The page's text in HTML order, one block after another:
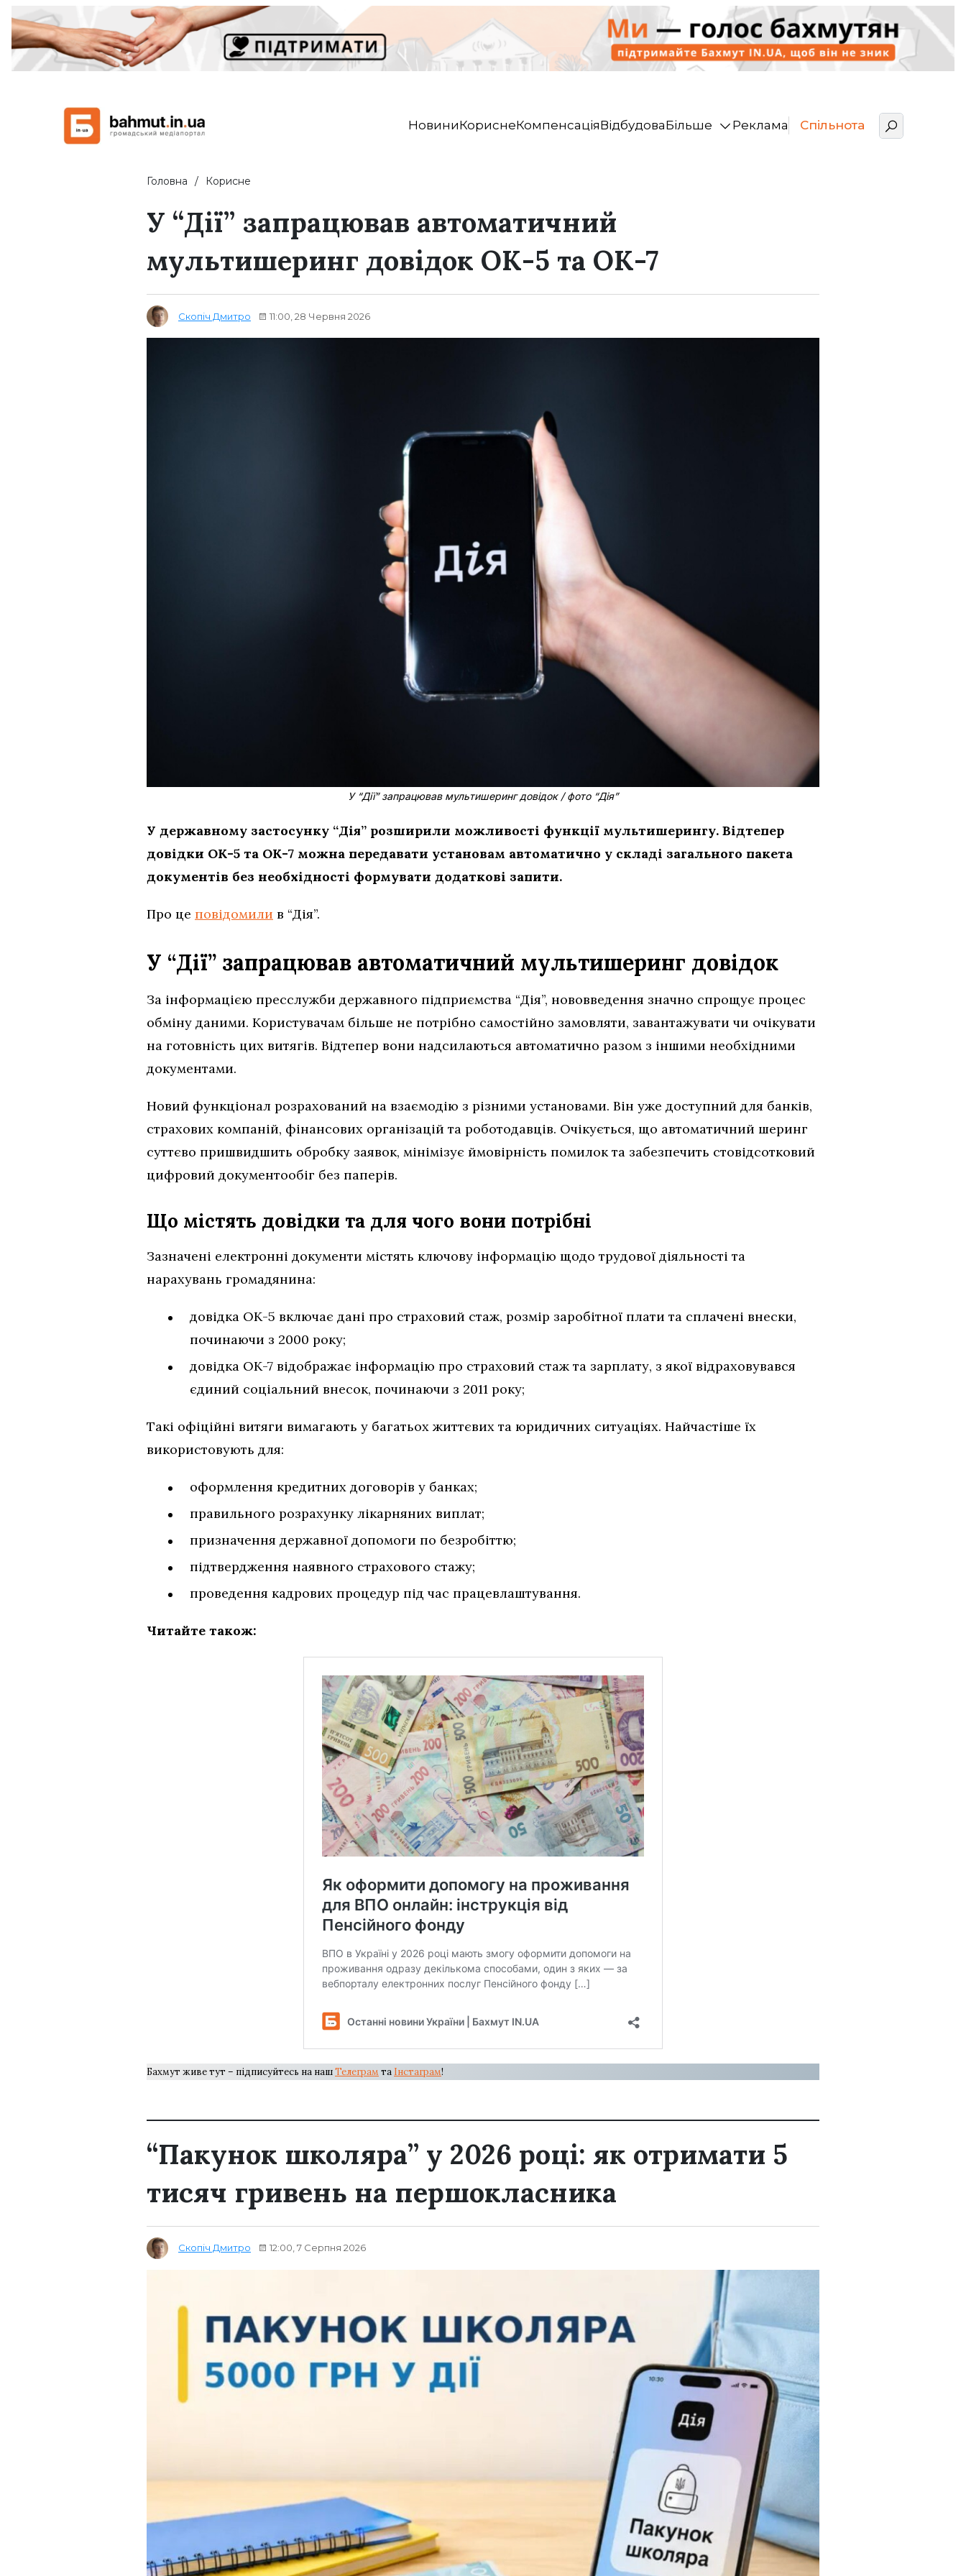
НовиниКориснеКомпенсаціяВідбудоваБільше Реклама Спільнота
Головна Корисне
У “Дії” запрацював автоматичний
мультишеринг довідок ОК-5 та ОК-7
Скопіч Дмитро 11:00, 28 Червня 2026
У “Дії” запрацював мультишеринг довідок / фото “Дія”
У державному застосунку “Дія” розширили можливості функції мультишерингу. Відтепер
довідки ОК-5 та ОК-7 можна передавати установам автоматично у складі загального пакета
документів без необхідності формувати додаткові запити.
Про це повідомили в “Дія”.
У “Дії” запрацював автоматичний мультишеринг довідок
За інформацією пресслужби державного підприємства “Дія”, нововведення значно спрощує процес
обміну даними. Користувачам більше не потрібно самостійно замовляти, завантажувати чи очікувати
на готовність цих витягів. Відтепер вони надсилаються автоматично разом з іншими необхідними
документами.
Новий функціонал розрахований на взаємодію з різними установами. Він уже доступний для банків,
страхових компаній, фінансових організацій та роботодавців. Очікується, що автоматичний шеринг
суттєво пришвидшить обробку заявок, мінімізує ймовірність помилок та забезпечить стовідсотковий
цифровий документообіг без паперів.
Що містять довідки та для чого вони потрібні
Зазначені електронні документи містять ключову інформацію щодо трудової діяльності та
нарахувань громадянина:
довідка ОК-5 включає дані про страховий стаж, розмір заробітної плати та сплачені внески,
починаючи з 2000 року;
довідка ОК-7 відображає інформацію про страховий стаж та зарплату, з якої відраховувався
єдиний соціальний внесок, починаючи з 2011 року;
Такі офіційні витяги вимагають у багатьох життєвих та юридичних ситуаціях. Найчастіше їх
використовують для:
оформлення кредитних договорів у банках;
правильного розрахунку лікарняних виплат;
призначення державної допомоги по безробіттю;
підтвердження наявного страхового стажу;
проведення кадрових процедур під час працевлаштування.
Читайте також:
Бахмут живе тут – підписуйтесь на нашТелеграм та Інстаграм!
“Пакунок школяра” у 2026 році: як отримати 5
тисяч гривень на першокласника
Скопіч Дмитро 12:00, 7 Серпня 2026